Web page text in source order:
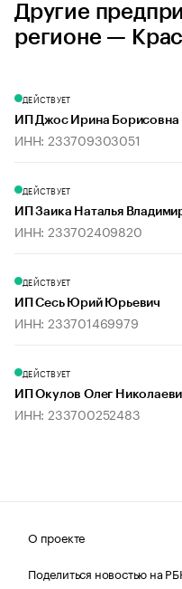
Другие
регионе —
ДЕЙСТВУЕТ
ИП Джос Ирина Борисовна
ИНН: 233709303051
ДЕЙСТВУЕТ
ИП Заика Наталья
ИНН: 233702409820
ДЕЙСТВУЕТ
ИП Сесь Юрий Юрьевич
ИНН: 233701469979
ДЕЙСТВУЕТ
ИП Окулов Олег
ИНН: 233700252483
О проекте
Поделиться новостью на